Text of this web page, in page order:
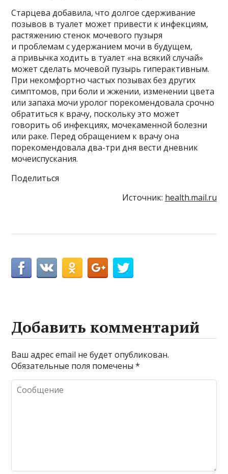
Старцева добавила, что долгое сдерживание
позывов в туалет может привести к инфекциям,
растяжению стенок мочевого пузыря
и проблемам с удержанием мочи в будущем,
а привычка ходить в туалет «на всякий случай»
может сделать мочевой пузырь гиперактивным.
При некомфортно частых позывах без других
симптомов, при боли и жжении, изменении цвета
или запаха мочи уролог порекомендовала срочно
обратиться к врачу, поскольку это может
говорить об инфекциях, мочекаменной болезни
или раке. Перед обращением к врачу она
порекомендовала два-три дня вести дневник
мочеиспускания.
Поделиться
Источник: health.mail.ru
Добавить комментарий
Ваш адрес email не будет опубликован.
Обязательные поля помечены*